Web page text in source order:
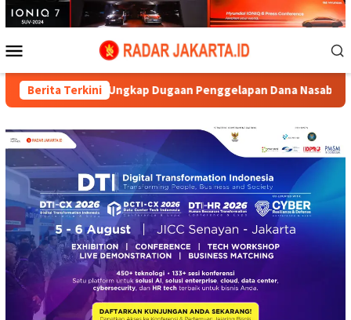
Loncat
ke
Mobile
Berita Terkini
Ungkap Dugaan Penggelapan Dana Nasabah di KSP MDS Jatim